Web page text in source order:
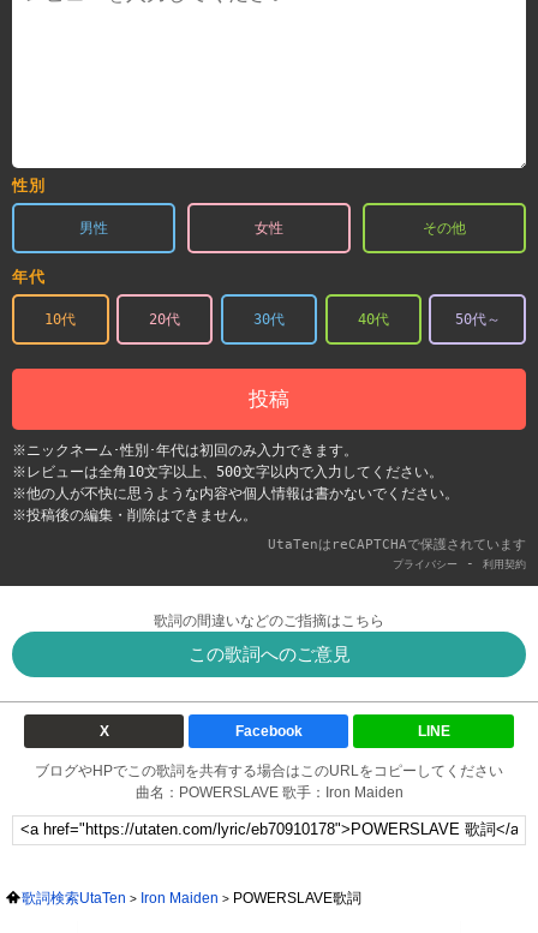
性別
男性 女性 その他
年代
10代 20代 30代 40代 50代～
投稿
※ニックネーム･性別･年代は初回のみ入力できます。
※レビューは全角10文字以上、500文字以内で入力してください。
※他の人が不快に思うような内容や個人情報は書かないでください。
※投稿後の編集・削除はできません。
UtaTenはreCAPTCHAで保護されています
プライバシー - 利用契約
歌詞の間違いなどのご指摘はこちら
この歌詞へのご意見
X Facebook LINE
ブログやHPでこの歌詞を共有する場合はこのURLをコピーしてください
曲名：POWERSLAVE 歌手：Iron Maiden
歌詞検索UtaTen Iron Maiden POWERSLAVE歌詞